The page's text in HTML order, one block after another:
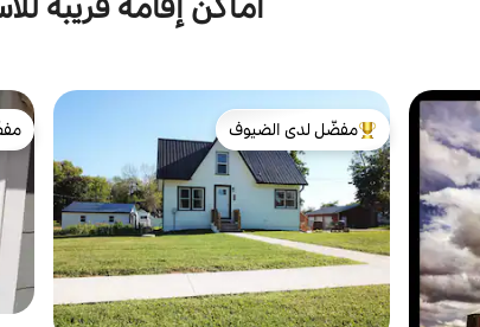
من أبرز البيوت المفضّلة لدى الضيوف
مفضّل لدى الضيوف